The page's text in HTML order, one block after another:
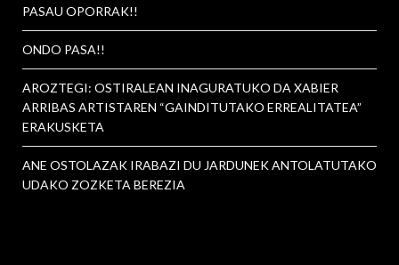
PASAU OPORRAK!!
ONDO PASA!!
AROZTEGI: OSTIRALEAN INAGURATUKO DA XABIER
ARRIBAS ARTISTAREN “GAINDITUTAKO ERREALITATEA”
ERAKUSKETA
ANE OSTOLAZAK IRABAZI DU JARDUNEK ANTOLATUTAKO
UDAKO ZOZKETA BEREZIA